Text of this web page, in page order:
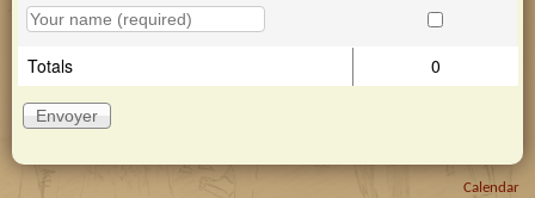
Totals 0
Calendar